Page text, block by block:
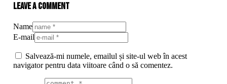
Leave a comment
Name
E-mail
Salvează-mi numele, emailul și site-ul web în acest
navigator pentru data viitoare când o să comentez.